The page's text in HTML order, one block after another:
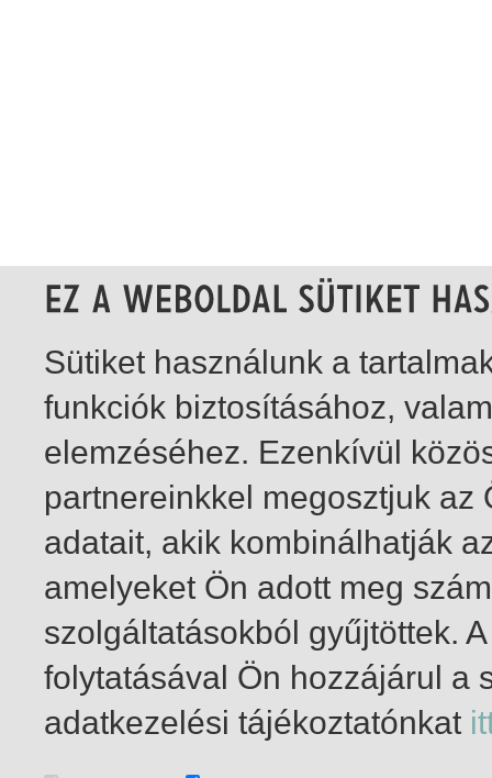
1-1 / összesen 1 találat
Sütiket használunk a
funkciók biztosításához,
elemzéséhez. Ezenkívül
partnereinkkel megosztjuk
adatait, akik kombinálhatják
amelyeket Ön adott meg
szolgáltatásokból gyűjtöttek.
folytatásával Ön hozzájárul a
adatkezelési tájékoztatónkat